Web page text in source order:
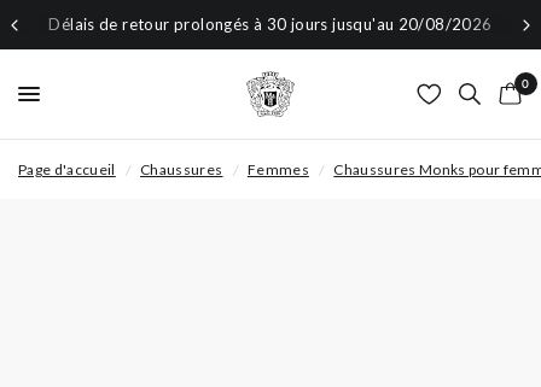
Délais de retour prolongés à 30 jours jusqu'au 20/08/2026
0
Page d'accueil / Chaussures / Femmes / Chaussures Monks pour